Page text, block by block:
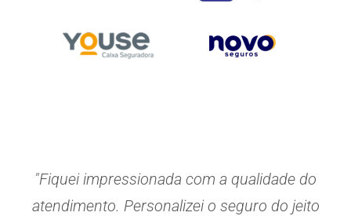
"Fiquei impressionada com a qualidade do
atendimento. Personalizei o seguro do jeito